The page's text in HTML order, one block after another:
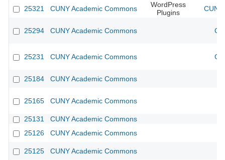
25321 CUNY Academic Commons
WordPress
Plugins
25294 CUNY Academic Commons
25231 CUNY Academic Commons
25184 CUNY Academic Commons
25165 CUNY Academic Commons
25131
CUNY Academic Commons
25126
CUNY Academic Commons
25125 CUNY Academic Commons